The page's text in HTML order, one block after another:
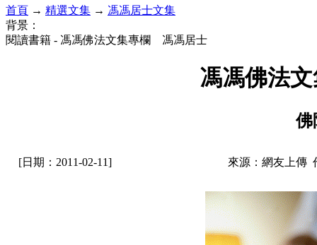
首頁 → 精選文集 → 馮馮居士文集
背景：
閱讀書籍 - 馮馮佛法文集專欄 馮馮居士
馮馮佛法
佛
[日期：2011-02-11] 來源：網友上傳